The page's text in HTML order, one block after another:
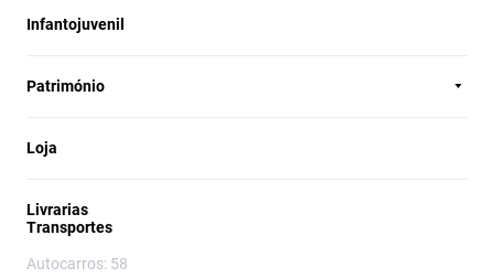
Infantojuvenil
Património
Loja
Livrarias
Transportes
Autocarros: 58